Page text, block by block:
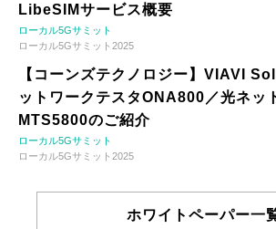
LibeSIMサービス概要
ローカル5Gサミット
ローカル5Gサミット2025
【コーンズテクノロジー】VIAVI
ットワークテスタONA800／光ネッ
MTS5800のご紹介
ローカル5Gサミット
ローカル5Gサミット2025
ホワイトペーパー一